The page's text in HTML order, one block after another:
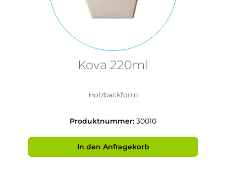
Kova 220ml
Holzbackform
Produktnummer: 30010
In den Anfragekorb